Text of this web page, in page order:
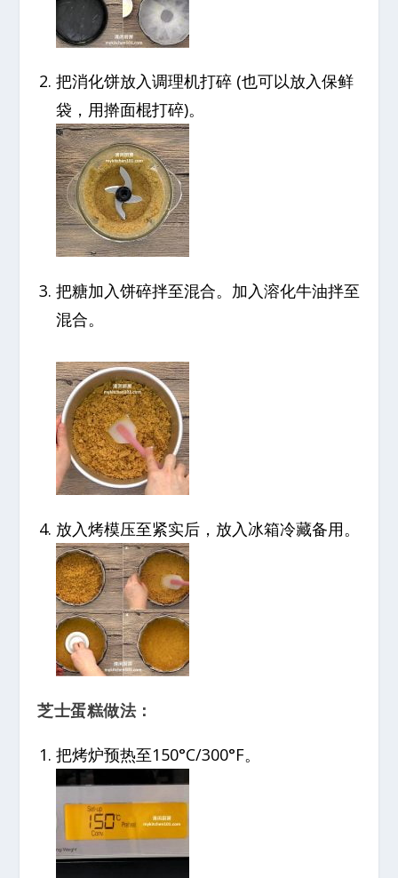
把消化饼放入调理机打碎 (也可以放入保鲜
袋，用擀面棍打碎)。
把糖加入饼碎拌至混合。加入溶化牛油拌至
混合。
放入烤模压至紧实后，放入冰箱冷藏备用。
芝士蛋糕做法：
把烤炉预热至150°C/300°F。